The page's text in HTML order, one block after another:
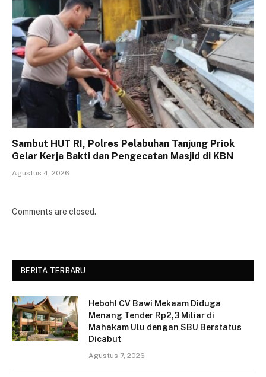
Sambut HUT RI, Polres Pelabuhan Tanjung Priok
Gelar Kerja Bakti dan Pengecatan Masjid di KBN
Agustus 4, 2026
Comments are closed.
BERITA TERBARU
Heboh! CV Bawi Mekaam Diduga
Menang Tender Rp2,3 Miliar di
Mahakam Ulu dengan SBU Berstatus
Dicabut
Agustus 7, 2026